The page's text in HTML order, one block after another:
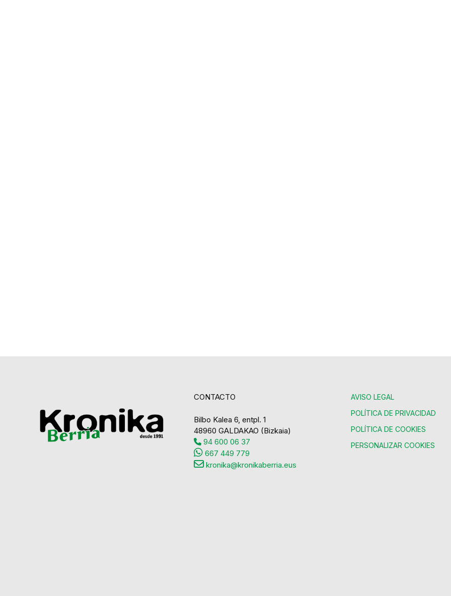
CONTACTO
Bilbo Kalea 6, entpl. 1
48960 GALDAKAO (Bizkaia)
94 600 06 37
667 449 779
kronika@kronikaberria.eus
AVISO LEGAL
POLÍTICA DE PRIVACIDAD
POLÍTICA DE COOKIES
PERSONALIZAR COOKIES